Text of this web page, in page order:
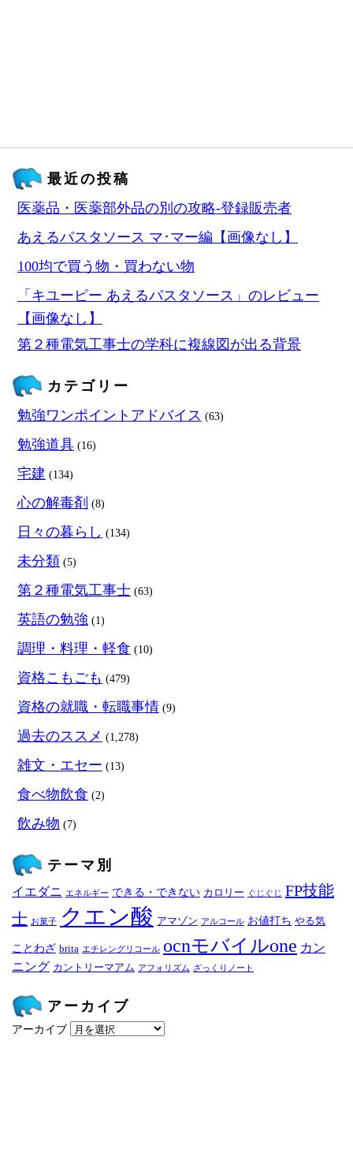
最近の投稿
医薬品・医薬部外品の別の攻略‐登録販売者
あえるパスタソース マ･マー編【画像なし】
100均で買う物・買わない物
「キユーピー あえるパスタソース」のレビュー
【画像なし】
第２種電気工事士の学科に複線図が出る背景
カテゴリー
勉強ワンポイントアドバイス (63)
勉強道具 (16)
宅建 (134)
心の解毒剤 (8)
日々の暮らし (134)
未分類 (5)
第２種電気工事士 (63)
英語の勉強 (1)
調理・料理・軽食 (10)
資格こもごも (479)
資格の就職・転職事情 (9)
過去のススメ (1,278)
雑文・エセー (13)
食べ物飲食 (2)
飲み物 (7)
テーマ別
イエダニ エネルギー できる・できない カロリー ぐじぐじ FP技能
士 お菓子 クエン酸 アマゾン アルコール お値打ち やる気
ことわざ brita エチレングリコール ocnモバイルone カン
ニング カントリーマアム アフォリズム ざっくりノート
アーカイブ
アーカイブ